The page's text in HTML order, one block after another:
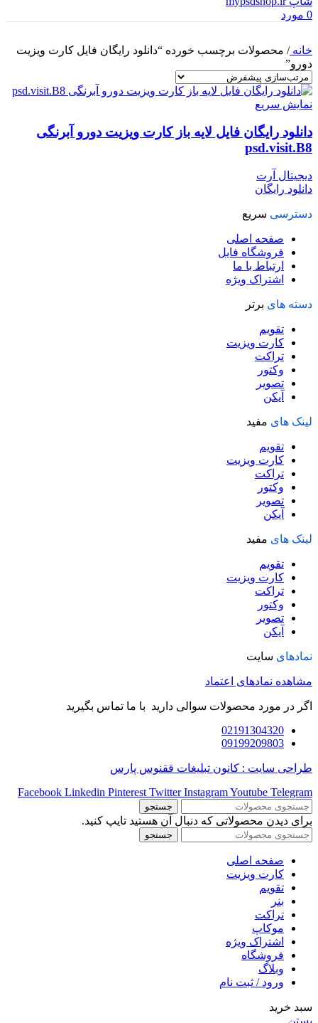
0 مورد
خانه/ محصولات برچسب خورده “دانلود رایگان فایل کارت ویزیت
دورو”
نمایش سریع
دانلود رایگان فایل لایه باز کارت ویزیت دورو آبرنگی
psd.visit.B8
دیجیتال آرت
دانلود رایگان
دسترسی سریع
صفحه اصلی
فروشگاه فایل
ارتباط با ما
اشتراک ویژه
دسته های برتر
تقویم
کارت ویزیت
تراکت
وکتور
تصویر
آیکن
لینک های مفید
تقویم
کارت ویزیت
تراکت
وکتور
تصویر
آیکن
لینک های مفید
تقویم
کارت ویزیت
تراکت
وکتور
تصویر
آیکن
نمادهای سایت
مشاهده نمادهای اعتماد
اگر در مورد محصولات سوالی دارید با ما تماس بگیرید
02191304320
09199209803
طراحی سایت : کانون تبلیغات ققنوس پارس
Facebook Linkedin Pinterest Twitter InstagramYoutube Telegram
جستجو
برای دیدن محصولاتی که دنبال آن هستید تایپ کنید.
جستجو
صفحه اصلی
کارت ویزیت
تقویم
بنر
تراکت
موکاپ
اشتراک ویژه
فروشگاه
وبلاگ
ورود / ثبت نام
سبد خرید